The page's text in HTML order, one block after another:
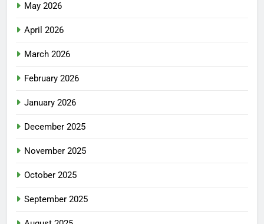
May 2026
April 2026
March 2026
February 2026
January 2026
December 2025
November 2025
October 2025
September 2025